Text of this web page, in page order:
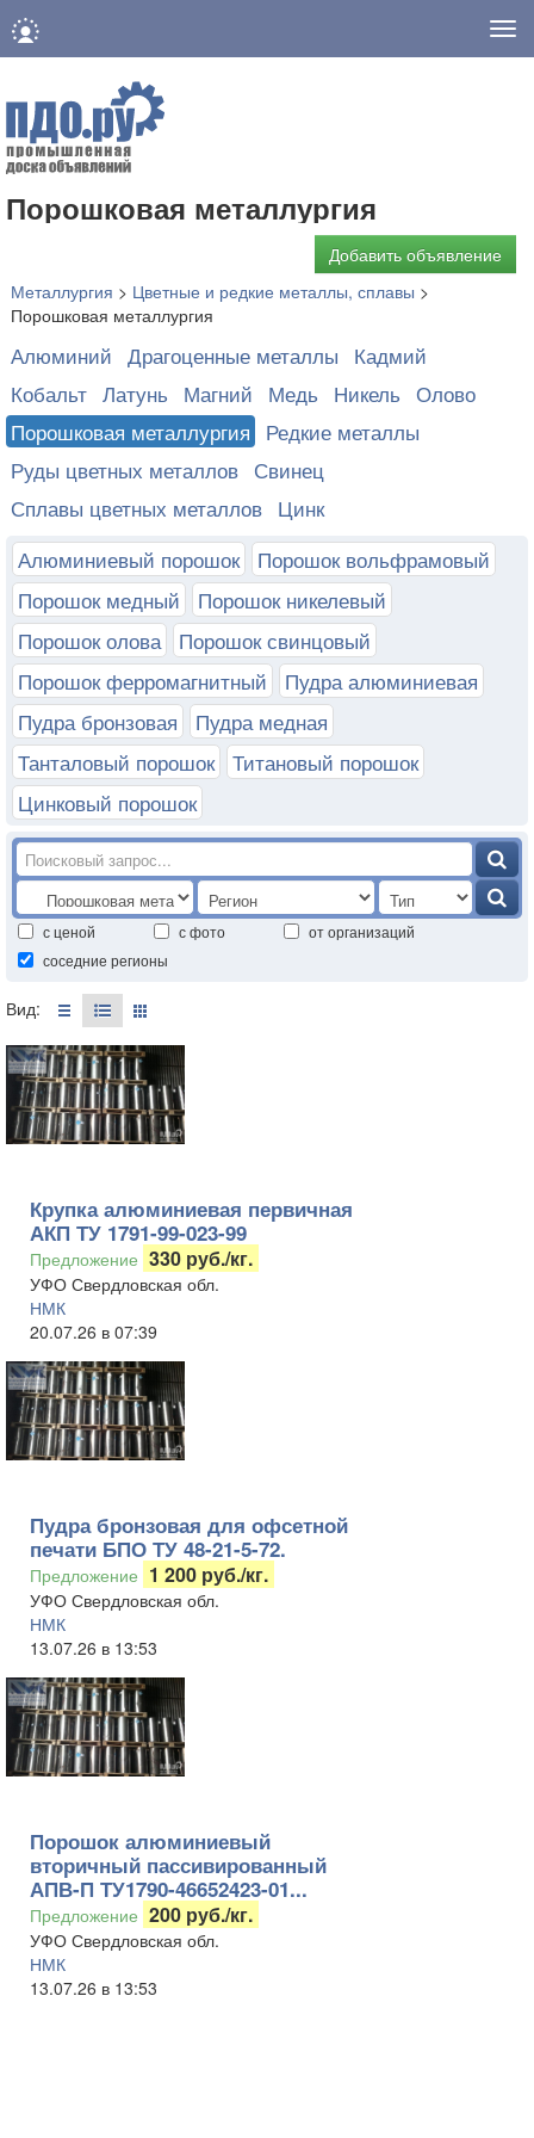
Порошковая металлургия
Добавить объявление
Металлургия > Цветные и редкие металлы, сплавы >
Порошковая металлургия
Алюминий Драгоценные металлы Кадмий
Кобальт Латунь Магний Медь Никель Олово
Порошковая металлургия Редкие металлы
Руды цветных металлов Свинец
Сплавы цветных металлов Цинк
Алюминиевый порошок
Порошок вольфрамовый
Порошок медный
Порошок никелевый
Порошок олова
Порошок свинцовый
Порошок ферромагнитный
Пудра алюминиевая
Пудра бронзовая
Пудра медная
Танталовый порошок Титановый порошок
Цинковый порошок
с ценой с фото
от организаций
соседние регионы
Вид:
Крупка алюминиевая первичная
АКП ТУ 1791-99-023-99
Предложение 330 руб./кг.
УФО Свердловская обл.
НМК
20.07.26 в 07:39
Пудра бронзовая для офсетной
печати БПО ТУ 48-21-5-72.
Предложение 1 200 руб./кг.
УФО Свердловская обл.
НМК
13.07.26 в 13:53
Порошок алюминиевый
вторичный пассивированный
АПВ-П ТУ1790-46652423-01...
Предложение 200 руб./кг.
УФО Свердловская обл.
НМК
13.07.26 в 13:53